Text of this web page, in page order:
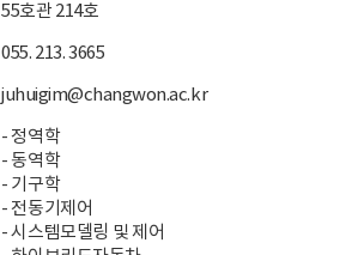
55호관 214호
055. 213. 3665
juhuigim@changwon.ac.kr
- 정역학
- 동역학
- 기구학
- 전동기제어
- 시스템모델링 및 제어